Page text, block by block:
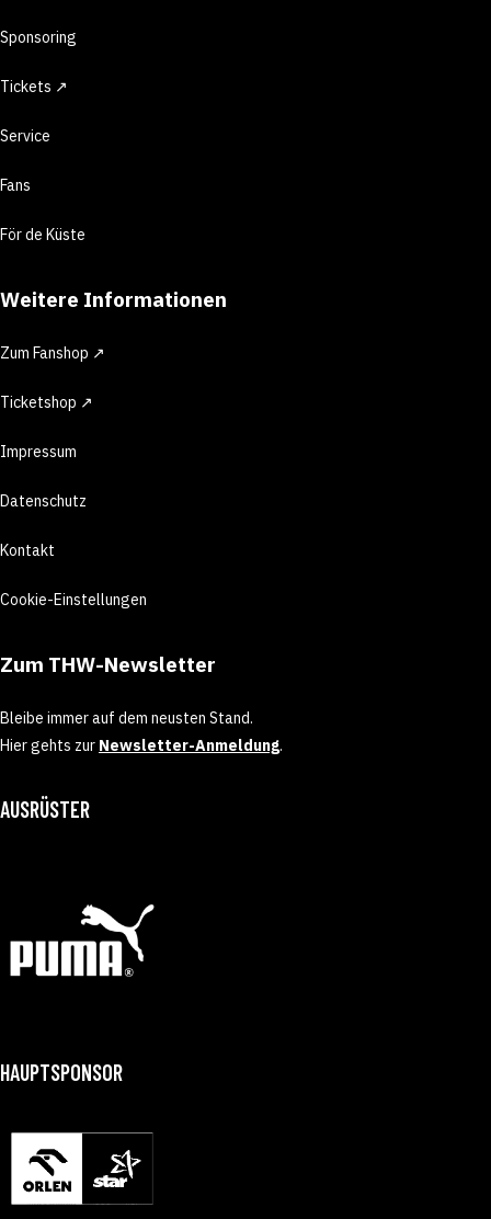
Sponsoring
Tickets ↗
Service
Fans
För de Küste
Weitere Informationen
Zum Fanshop ↗
Ticketshop ↗
Impressum
Datenschutz
Kontakt
Cookie-Einstellungen
Zum THW-Newsletter
Bleibe immer auf dem neusten Stand.
Hier gehts zur Newsletter-Anmeldung.
AUSRÜSTER
HAUPTSPONSOR